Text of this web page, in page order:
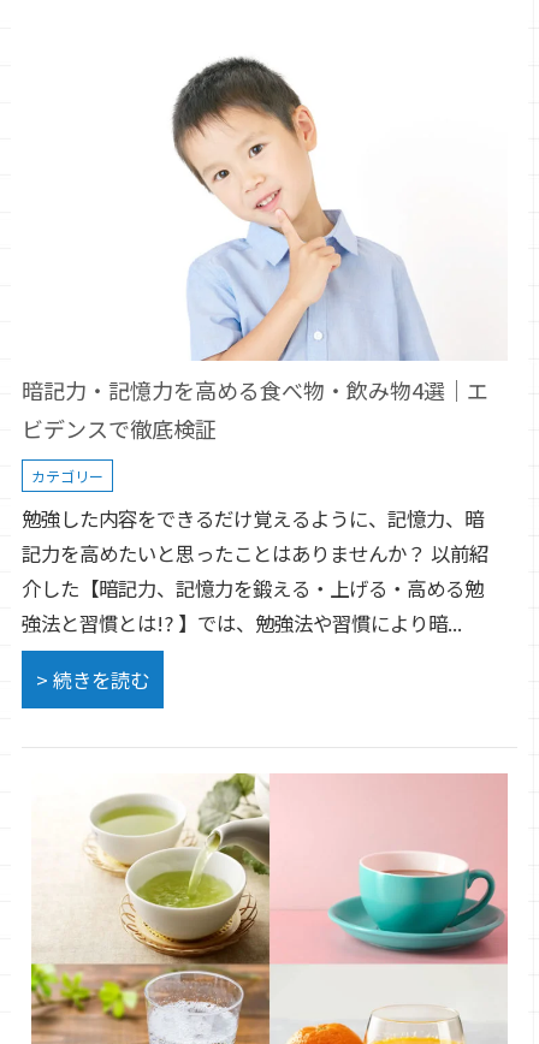
暗記力・記憶力を高める食べ物・飲み物4選｜エ
ビデンスで徹底検証
カテゴリー
勉強した内容をできるだけ覚えるように、記憶力、暗
記力を高めたいと思ったことはありませんか？ 以前紹
介した【暗記力、記憶力を鍛える・上げる・高める勉
強法と習慣とは!? 】では、勉強法や習慣により暗...
> 続きを読む